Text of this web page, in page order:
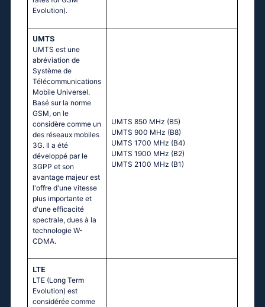
Evolution).
UMTS
UMTS est une
abréviation de
Système de
Télécommunications
Mobile Universel.
Basé sur la norme
GSM, on le
considère comme un
des réseaux mobiles
3G. Il a été
développé par le
3GPP et son
avantage majeur est
l'offre d'une vitesse
plus importante et
d'une efficacité
spectrale, dues à la
technologie W-
CDMA.
UMTS 850 MHz (B5)
UMTS 900 MHz (B8)
UMTS 1700 MHz (B4)
UMTS 1900 MHz (B2)
UMTS 2100 MHz (B1)
LTE
LTE (Long Term
Evolution) est
considérée comme